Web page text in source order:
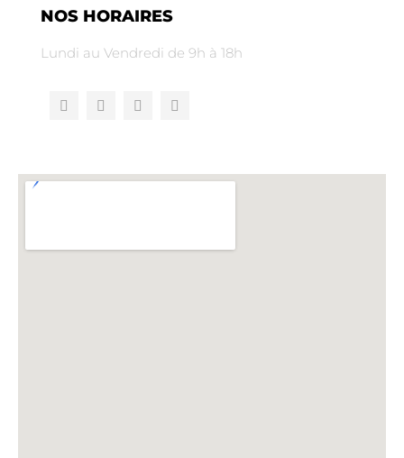
NOS HORAIRES
Lundi au Vendredi de 9h à 18h